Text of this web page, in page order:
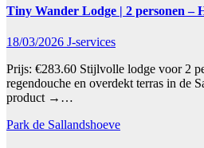
Tiny Wander Lodge | 2 personen –
18/03/2026 J-services
Prijs: €283.60 Stijlvolle lodge voor 2
regendouche en overdekt terras in de
product →…
Park de Sallandshoeve